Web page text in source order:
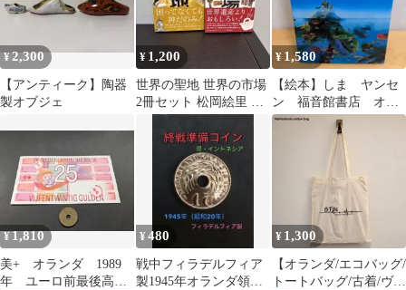
¥2,300
【アンティーク】陶器
製オブジェ
¥ 1,200
世界の聖地 世界の市場
2冊セット 松岡絵里 吉
田友和
¥ 1,580
【絵本】しま ヤンセ
ン 福音館書店 オラ
ンダ絵本
¥1,810
美+ オランダ 1989
年 ユーロ前最後高
¥480
戦中フィラデルフィア
製1945年オランダ領東
¥ 1,300
【オランダ/エコバッグ/
トートバッグ/古着/ヴィ